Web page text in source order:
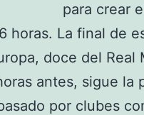
para crear
horas. La final de
doce del Real
antes, sigue la
por clubes